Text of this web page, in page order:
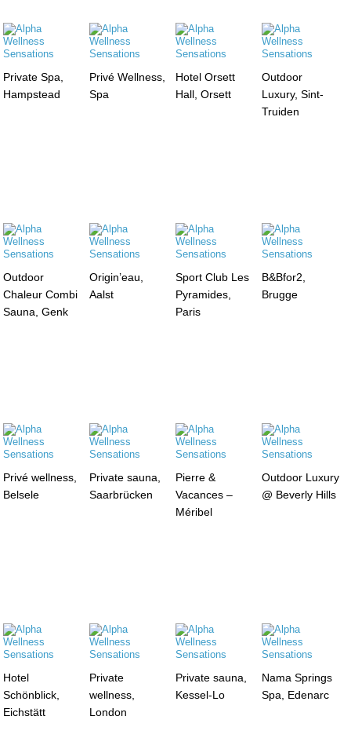
Private Spa,
Hampstead
Privé Wellness,
Spa
Hotel Orsett
Hall, Orsett
Outdoor
Luxury, Sint-
Truiden
Outdoor
Chaleur Combi
Sauna, Genk
Origin’eau,
Aalst
Sport Club Les
Pyramides,
Paris
B&Bfor2,
Brugge
Privé wellness,
Belsele
Private sauna,
Saarbrücken
Pierre &
Vacances –
Méribel
Outdoor Luxury
@ Beverly Hills
Hotel
Schönblick,
Eichstätt
Private
wellness,
London
Private sauna,
Kessel-Lo
Nama Springs
Spa, Edenarc